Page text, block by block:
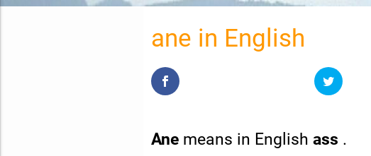
ane in English
Ane means in English ass .